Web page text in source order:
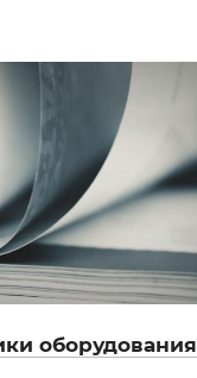
оборудования